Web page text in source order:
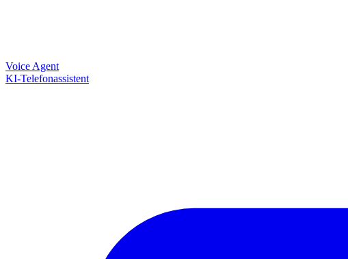
Voice Agent
KI-Telefonassistent